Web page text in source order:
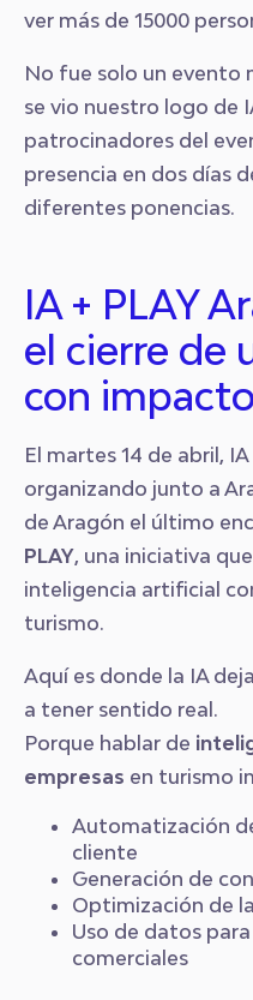
ver más de 15000
No fue solo un evento
se vio nuestro logo de
patrocinadores del
presencia en dos días
diferentes ponencias.
IA + PLAY
el cierre de
con impacto
El martes 14 de abril,
organizando junto a
de Aragón el último
PLAY, una iniciativa
inteligencia artificial
turismo.
Aquí es donde la IA
a tener sentido real.
Porque hablar de
empresas en turismo
Automatización
cliente
Generación de
Optimización de
Uso de datos
comerciales